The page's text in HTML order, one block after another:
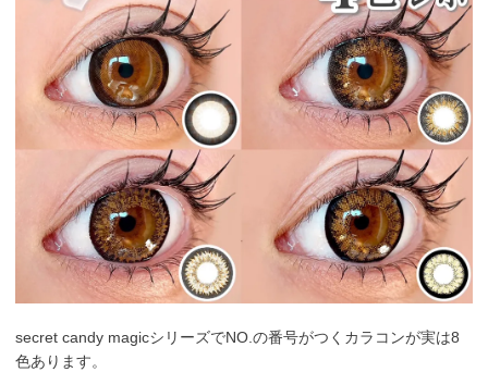
secret candy magicシリーズでNO.の番号がつくカラコンが実は8
色あります。